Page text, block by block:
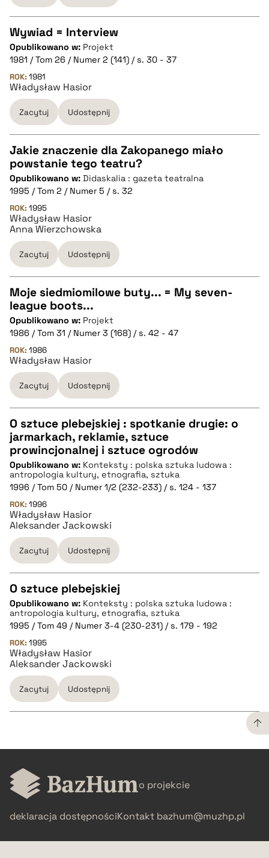
pobierz cytat
CZYSTY TEKST
pobierz cytat
BIBTEX
pobierz cytat
Wywiad = Interview
Opublikowano w: Projekt
1981 / Tom 26 / Numer 2 (141) / s. 30 - 37
ROK: 1981
Władysław Hasior
Zacytuj Udostępnij
CZYSTY TEKST
pobierz cytat
BIBTEX
pobierz cytat
Jakie znaczenie dla Zakopanego miało
powstanie tego teatru?
Opublikowano w: Didaskalia : gazeta teatralna
1995 / Tom 2 / Numer 5 / s. 32
ROK: 1995
Władysław Hasior
Anna Wierzchowska
Zacytuj Udostępnij
CZYSTY TEKST
pobierz cytat
BIBTEX
pobierz cytat
Moje siedmiomilowe buty... = My seven-
league boots...
Opublikowano w: Projekt
1986 / Tom 31 / Numer 3 (168) / s. 42 - 47
ROK: 1986
Władysław Hasior
Zacytuj Udostępnij
CZYSTY TEKST
pobierz cytat
BIBTEX
pobierz cytat
O sztuce plebejskiej : spotkanie drugie: o
jarmarkach, reklamie, sztuce
prowincjonalnej i sztuce ogrodów
Opublikowano w: Konteksty : polska sztuka ludowa :
antropologia kultury, etnografia, sztuka
1996 / Tom 50 / Numer 1/2 (232-233) / s. 124 - 137
ROK: 1996
Władysław Hasior
Aleksander Jackowski
Zacytuj Udostępnij
CZYSTY TEKST
pobierz cytat
BIBTEX
O sztuce plebejskiej
Opublikowano w: Konteksty : polska sztuka ludowa :
antropologia kultury, etnografia, sztuka
1995 / Tom 49 / Numer 3-4 (230-231) / s. 179 - 192
ROK: 1995
Władysław Hasior
Aleksander Jackowski
Zacytuj Udostępnij
CZYSTY TEKST
pobierz cytat
BIBTEX
o projekcie
deklaracja dostępnościKontakt bazhum@muzhp.pl